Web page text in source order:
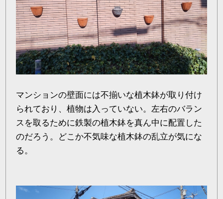
マンションの壁面には不揃いな植木鉢が取り付け
られており、植物は入っていない。左右のバラン
スを取るために鉄製の植木鉢を真ん中に配置した
のだろう。どこか不気味な植木鉢の乱立が気にな
る。